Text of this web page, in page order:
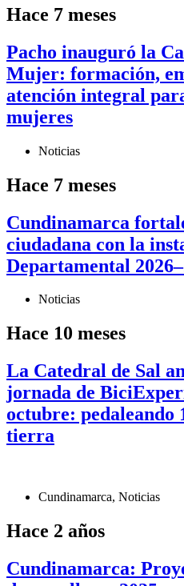
Hace 7 meses
Pacho inauguró la
Mujer: formación,
atención integral
mujeres
Noticias
Hace 7 meses
Cundinamarca
ciudadana con la
Departamental
Noticias
Hace 10 meses
La Catedral de Sal
jornada de
octubre: pedaleando
tierra
Cundinamarca, Noticias
Hace 2 años
Cundinamarca: